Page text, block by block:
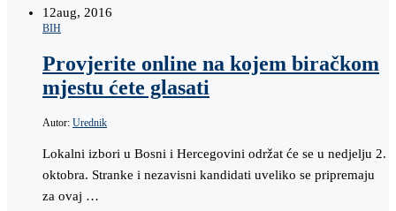
12aug, 2016
BIH
Provjerite online na kojem biračkom
mjestu ćete glasati
Autor: Urednik
Lokalni izbori u Bosni i Hercegovini održat će se u nedjelju 2.
oktobra. Stranke i nezavisni kandidati uveliko se pripremaju
za ovaj …